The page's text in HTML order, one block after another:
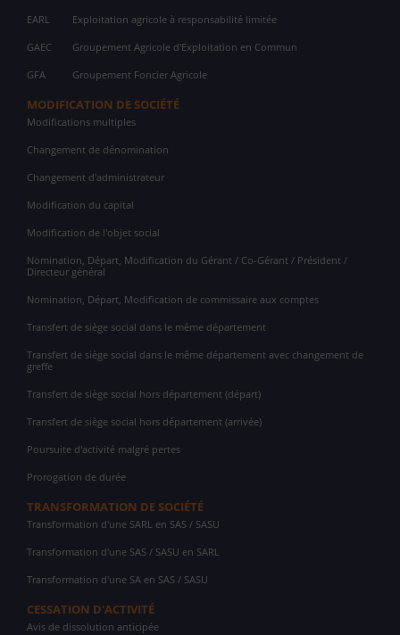
EARL Exploitation agricole à responsabilité limitée
GAEC Groupement Agricole d'Exploitation en Commun
GFA Groupement Foncier Agricole
MODIFICATION DE SOCIÉTÉ
Modifications multiples
Changement de dénomination
Changement d'administrateur
Modification du capital
Modification de l'objet social
Nomination, Départ, Modification du Gérant / Co-Gérant / Président /
Directeur général
Nomination, Départ, Modification de commissaire aux comptes
Transfert de siège social dans le même département
Transfert de siège social dans le même département avec changement de
greffe
Transfert de siège social hors département (départ)
Transfert de siège social hors département (arrivée)
Poursuite d'activité malgré pertes
Prorogation de durée
TRANSFORMATION DE SOCIÉTÉ
Transformation d'une SARL en SAS / SASU
Transformation d'une SAS / SASU en SARL
Transformation d'une SA en SAS / SASU
CESSATION D'ACTIVITÉ
Avis de dissolution anticipée